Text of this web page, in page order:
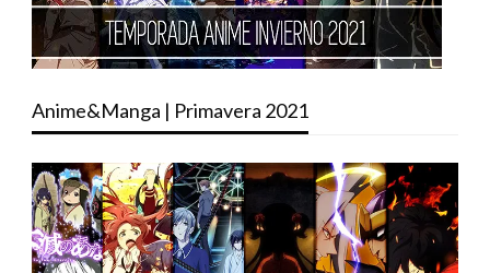
Anime&Manga | Primavera 2021